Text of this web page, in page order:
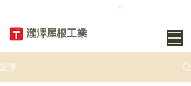
​瀧澤屋根工業
記事